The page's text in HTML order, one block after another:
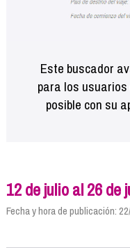
Este buscador
para los
posible con su
12 de julio al 26
Fecha y hora de publicación: